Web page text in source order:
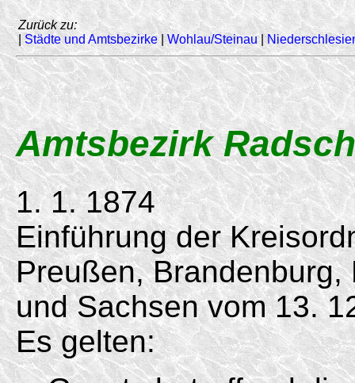
Zurück zu:
| Städte und Amtsbezirke|Wohlau/Steinau|
Amtsbezirk
1. 1. 1874
Einführung der
Preußen,
und Sachsen vom13.
Es gelten: